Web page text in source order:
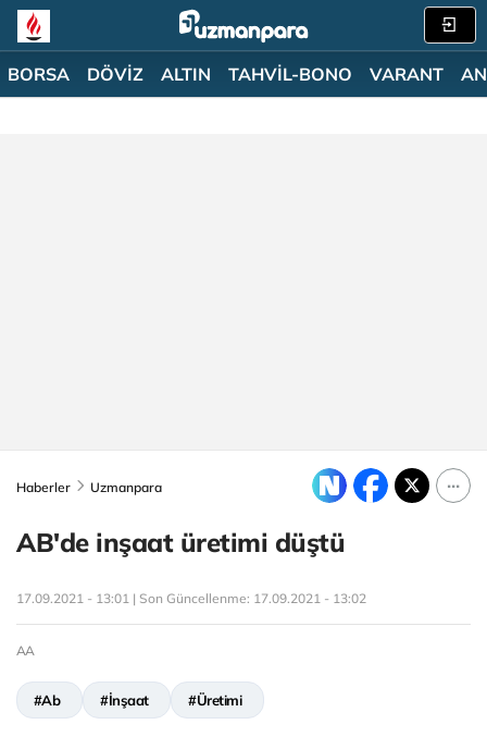
BORSA DÖVİZ ALTIN TAHVİL-BONO VARANT
Haberler Uzmanpara
AB'de inşaat üretimi düştü
17.09.2021 - 13:01 | Son Güncellenme: 17.09.2021 - 13:02
AA
#Ab #İnşaat #Üretimi